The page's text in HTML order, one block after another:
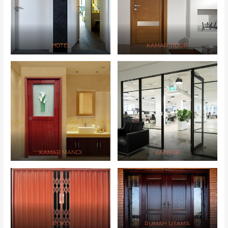
HOTEL KAMAR TIDUR
KAMAR MANDI KANTOR
RUKO RUMAH UTAMA